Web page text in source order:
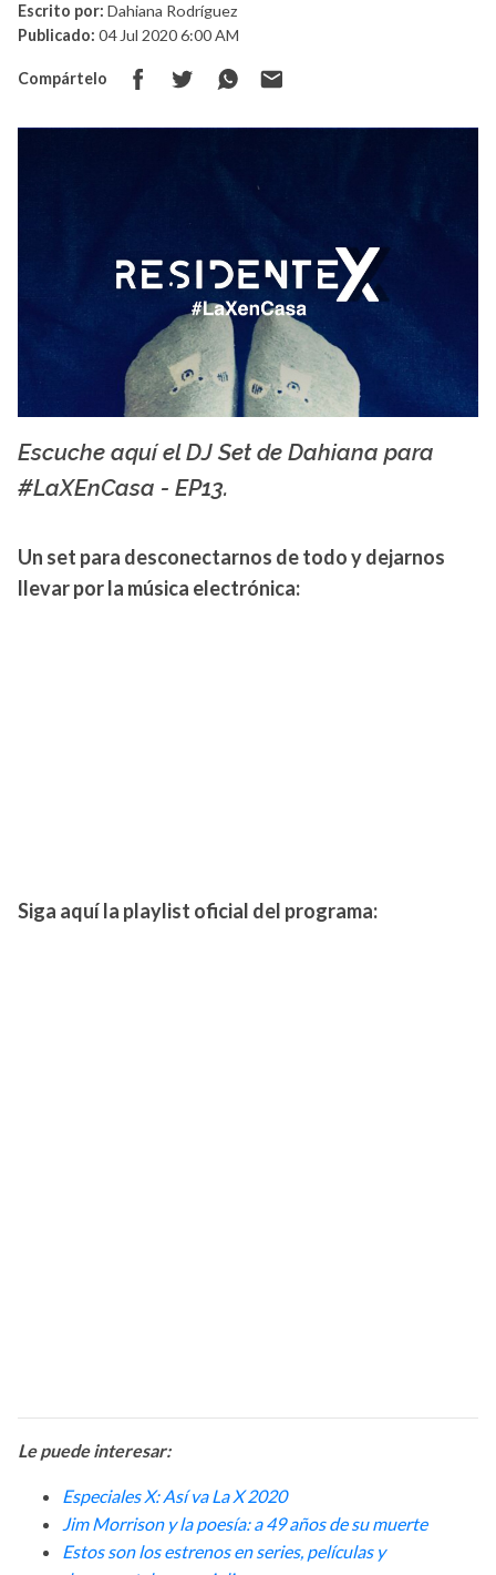
Escrito por: Dahiana Rodríguez
Publicado: 04 Jul 2020 6:00 AM
Compártelo
Escuche aquí el DJ Set de Dahiana para
#LaXEnCasa - EP13.
Un set para desconectarnos de todo y dejarnos
llevar por la música electrónica:
Siga aquí la playlist oficial del programa:
Le puede interesar:
Especiales X: Así va La X 2020
Jim Morrison y la poesía: a 49 años de su muerte
Estos son los estrenos en series, películas y